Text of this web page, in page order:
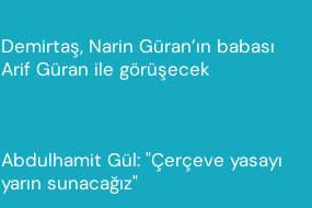
Demirtaş, Narin Güran’ın babası
Arif Güran ile görüşecek
Abdulhamit Gül: "Çerçeve yasayı
yarın sunacağız"